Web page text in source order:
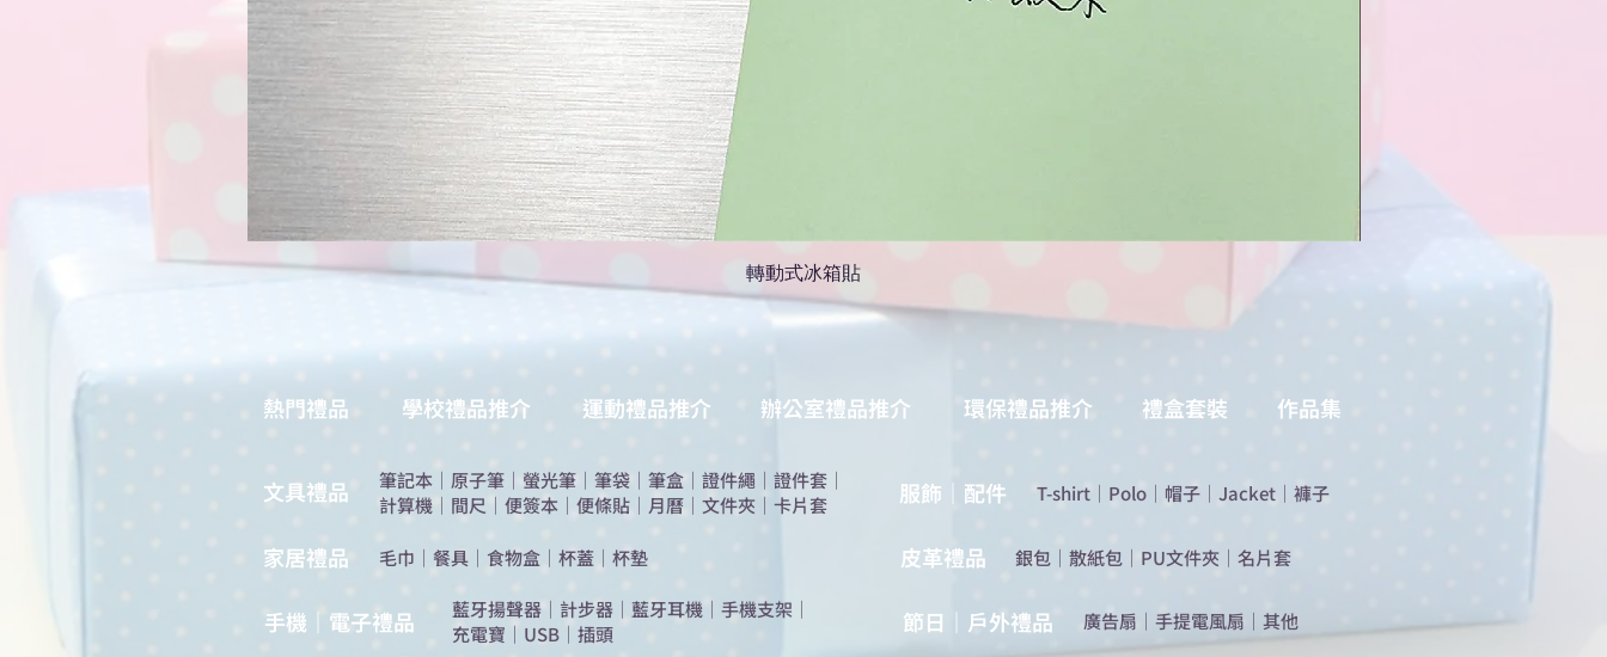
轉動式冰箱貼
熱門禮品 學校禮品推介 運動禮品推介 辦公室禮品推介 環保禮品推介 禮盒套裝 作品集
​文具禮品 筆記本 ｜ 原子筆 ｜ 螢光筆 ｜ 筆袋 ｜ 筆盒 ｜ 證件繩 ｜ 證件套 ｜
計算機 ｜ 間尺 ｜ 便簽本 ｜ 便條貼 ｜ 月曆 ｜ 文件夾 ｜ 卡片套
​家居禮品 ​毛巾 ｜ 餐具 ｜ 食物盒 ｜ 杯蓋 ｜ 杯墊
手機｜電子禮品 ​藍牙揚聲器 ｜ 計步器 ｜ 藍牙耳機 ｜ 手機支架 ｜
充電寶 ｜ USB ｜ 插頭
服飾｜配件 T-shirt ｜ Polo ｜ 帽子 ｜ Jacket ｜ 褲子
​皮革禮品 ​銀包 ｜ 散紙包 ｜ PU文件夾 ｜ 名片套
節日｜戶外禮品 ​廣告扇 ｜ 手提電風扇 ｜ 其他